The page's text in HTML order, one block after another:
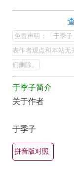
集
古
诗
词
大
全
季
子
的
最
美
最
名
古
诗
免责声明：「于季
表作者观点和本站无
们删除。
于季子简介
关于作者
于季子
拼音版对照